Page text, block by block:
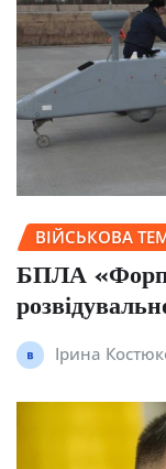
ВІЙСЬКОВА
БПЛА
Ірина